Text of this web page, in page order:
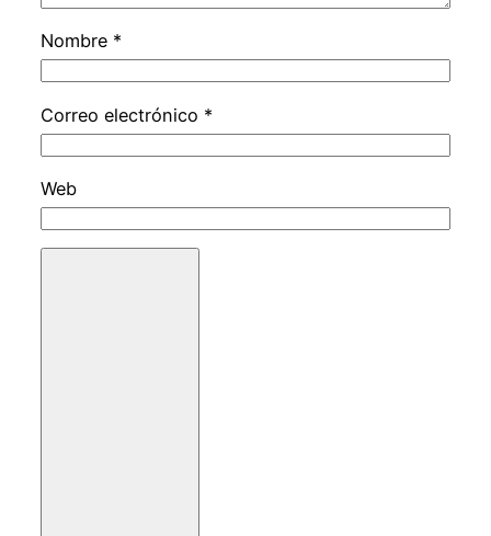
Nombre *
Correo electrónico *
Web